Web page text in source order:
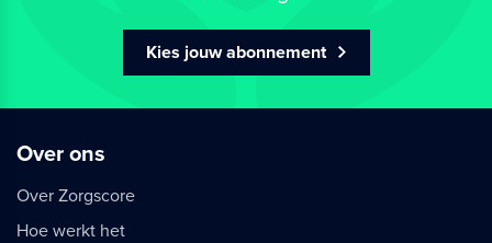
Kies jouw abonnement
Over ons
Over Zorgscore
Hoe werkt het